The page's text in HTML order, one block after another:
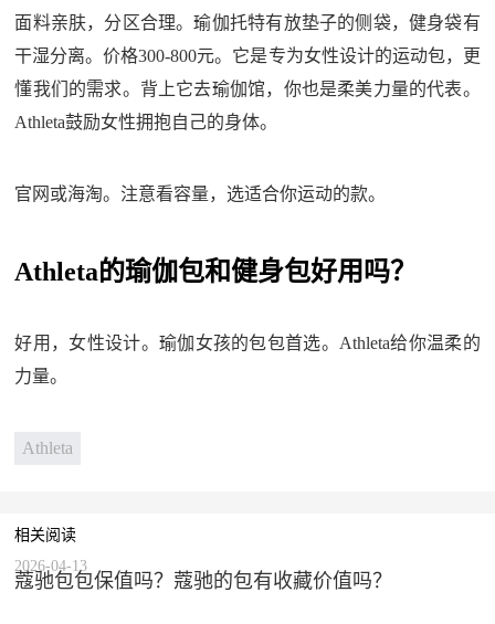
面料亲肤，分区合理。瑜伽托特有放垫子的侧袋，健身袋有
干湿分离。价格300-800元。它是专为女性设计的运动包，更
懂我们的需求。背上它去瑜伽馆，你也是柔美力量的代表。
Athleta鼓励女性拥抱自己的身体。
官网或海淘。注意看容量，选适合你运动的款。
Athleta的瑜伽包和健身包好用吗？
好用，女性设计。瑜伽女孩的包包首选。Athleta给你温柔的
力量。
Athleta
相关阅读
蔻驰包包保值吗？蔻驰的包有收藏价值吗？
2026-04-13